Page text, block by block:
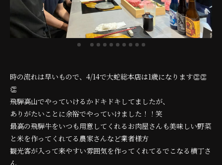
時の流れは早いもので、4/14で大蛇総本店は1歳になります👏👏
👏
飛騨高山でやっていけるかドキドキしてましたが、
ありがたいことに余裕でやっていけました！！笑
最高の飛騨牛をいつも用意してくれるお肉屋さんも美味しい野菜
と米を作ってくれてる農家さんなど業者様方
観光客が入って来やすい雰囲気を作ってくれてるでこなる横丁さ